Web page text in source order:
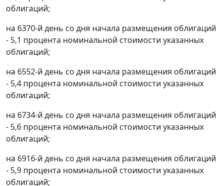
облигаций;
на 6370-й день со дня начала размещения облигаций
- 5,1 процента номинальной стоимости указанных
облигаций;
на 6552-й день со дня начала размещения облигаций
- 5,4 процента номинальной стоимости указанных
облигаций;
на 6734-й день со дня начала размещения облигаций
- 5,6 процента номинальной стоимости указанных
облигаций;
на 6916-й день со дня начала размещения облигаций
- 5,9 процента номинальной стоимости указанных
облигаций;